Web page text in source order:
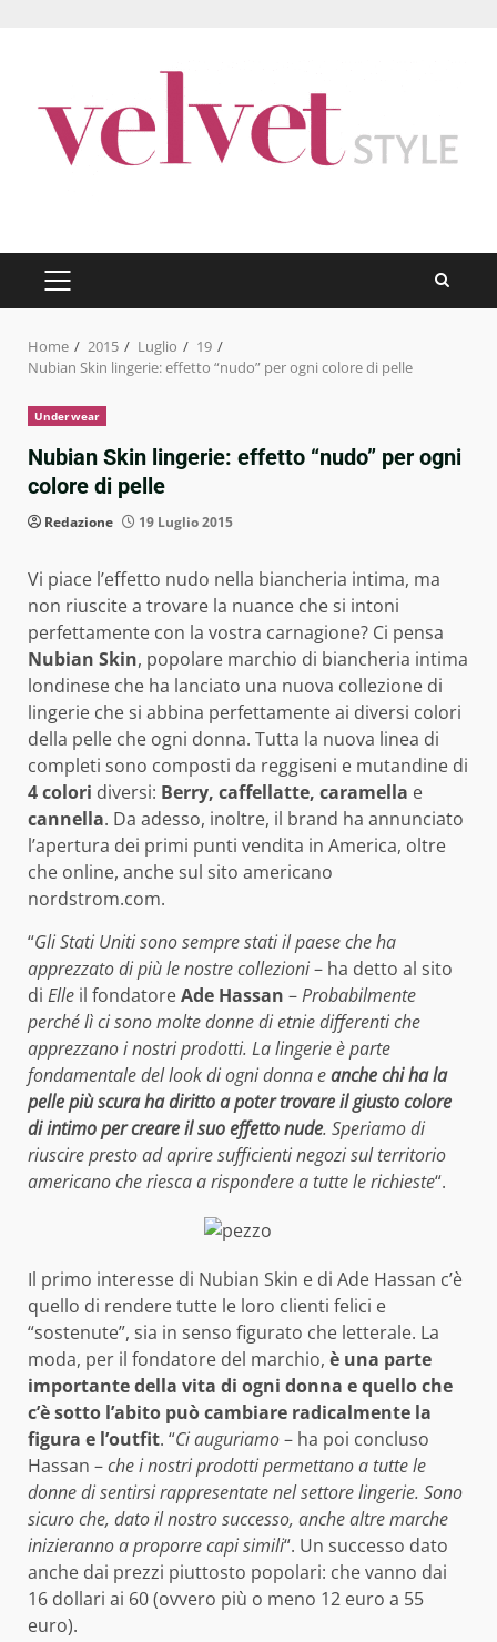
PRIMARY
MENU
Home 2015 Luglio
19
Nubian Skin lingerie: effetto “nudo” per ogni colore di pelle
Underwear
Nubian Skin lingerie: effetto “nudo” per ogni
colore di pelle
Redazione 19 Luglio 2015
Vi piace l’effetto nudo nella biancheria intima, ma
non riuscite a trovare la nuance che si intoni
perfettamente con la vostra carnagione? Ci pensa
Nubian Skin, popolare marchio di biancheria intima
londinese che ha lanciato una nuova collezione di
lingerie che si abbina perfettamente ai diversi colori
della pelle che ogni donna. Tutta la nuova linea di
completi sono composti da reggiseni e mutandine di
4 colori diversi: Berry, caffellatte, caramella e
cannella. Da adesso, inoltre, il brand ha annunciato
l’apertura dei primi punti vendita in America, oltre
che online, anche sul sito americano
nordstrom.com.
“Gli Stati Uniti sono sempre stati il paese che ha
apprezzato di più le nostre collezioni– ha detto al sito
di Elle il fondatoreAde Hassan –Probabilmente
perché lì ci sono molte donne di etnie differenti che
apprezzano i nostri prodotti. La lingerie è parte
fondamentale del look di ogni donna eanche chi ha la
pelle più scura ha diritto a poter trovare il giusto colore
di intimo per creare il suo effetto nude. Speriamo di
riuscire presto ad aprire sufficienti negozi sul territorio
americano che riesca a rispondere a tutte le richieste“.
Il primo interesse di Nubian Skin e di Ade Hassan c’è
quello di rendere tutte le loro clienti felici e
“sostenute”, sia in senso figurato che letterale. La
moda, per il fondatore del marchio, è una parte
importante della vita di ogni donna e quello che
c’è sotto l’abito può cambiare radicalmente la
figura e l’outfit. “Ci auguriamo– ha poi concluso
Hassan –che i nostri prodotti permettano a tutte le
donne di sentirsi rappresentate nel settore lingerie. Sono
sicuro che, dato il nostro successo, anche altre marche
inizieranno a proporre capi simili“. Un successo dato
anche dai prezzi piuttosto popolari: che vanno dai
16 dollari ai 60 (ovvero più o meno 12 euro a 55
euro).